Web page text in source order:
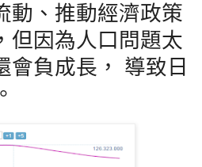
動、推動經濟政策
但因為人口問題太
會負成長 ， 導致日